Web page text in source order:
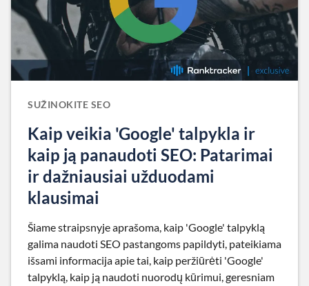
SUŽINOKITE SEO
Kaip veikia 'Google' talpykla ir
kaip ją panaudoti SEO: Patarimai
ir dažniausiai užduodami
klausimai
Šiame straipsnyje aprašoma, kaip 'Google' talpyklą
galima naudoti SEO pastangoms papildyti, pateikiama
išsami informacija apie tai, kaip peržiūrėti 'Google'
talpyklą, kaip ją naudoti nuorodų kūrimui, geresniam